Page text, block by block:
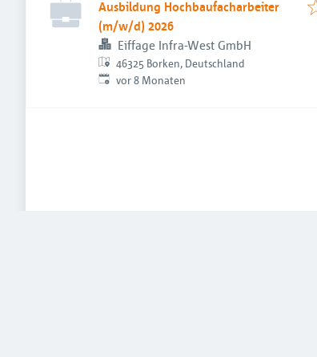
Ausbildung Hochbaufacharbeiter
(m/w/d) 2026
Eiffage Infra-West GmbH
46325 Borken, Deutschland
Veröffentlicht:
vor 8 Monaten